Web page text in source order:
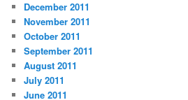
December 2011
November 2011
October 2011
September 2011
August 2011
July 2011
June 2011